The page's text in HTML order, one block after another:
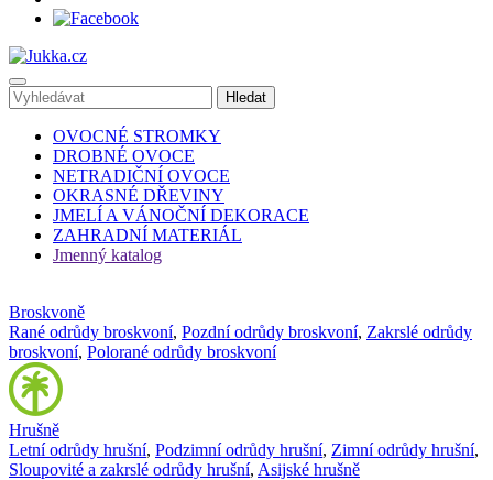
OVOCNÉ STROMKY
DROBNÉ OVOCE
NETRADIČNÍ OVOCE
OKRASNÉ DŘEVINY
JMELÍ A VÁNOČNÍ DEKORACE
ZAHRADNÍ MATERIÁL
Jmenný katalog
Broskvoně
Rané odrůdy broskvoní, Pozdní odrůdy broskvoní, Zakrslé odrůdy
broskvoní, Polorané odrůdy broskvoní
Hrušně
Letní odrůdy hrušní, Podzimní odrůdy hrušní, Zimní odrůdy hrušní,
Sloupovité a zakrslé odrůdy hrušní, Asijské hrušně